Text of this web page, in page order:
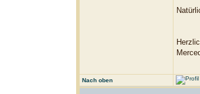
Nach oben